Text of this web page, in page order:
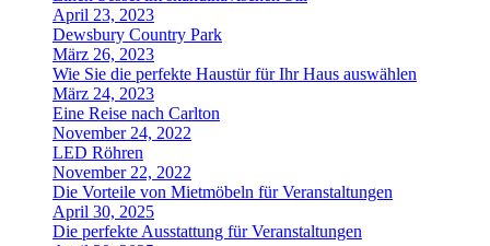
April 23, 2023
Dewsbury Country Park
März 26, 2023
Wie Sie die perfekte Haustür für Ihr Haus auswählen
März 24, 2023
Eine Reise nach Carlton
November 24, 2022
LED Röhren
November 22, 2022
Die Vorteile von Mietmöbeln für Veranstaltungen
April 30, 2025
Die perfekte Ausstattung für Veranstaltungen